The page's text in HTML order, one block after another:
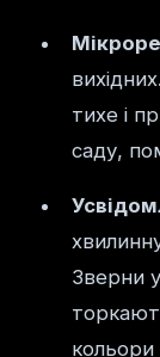
тихе і
саду,
Зверни
кольори